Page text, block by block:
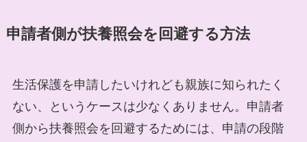
申請者側が扶養照会を回避する方法
生活保護を申請したいけれども親族に知られたく
ない、というケースは少なくありません。申請者
側から扶養照会を回避するためには、申請の段階